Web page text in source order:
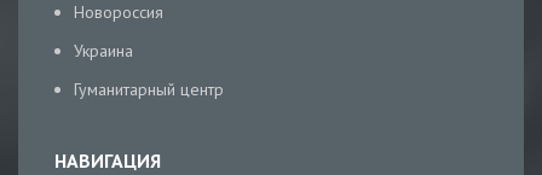
Новороссия
Украина
Гуманитарный центр
НАВИГАЦИЯ